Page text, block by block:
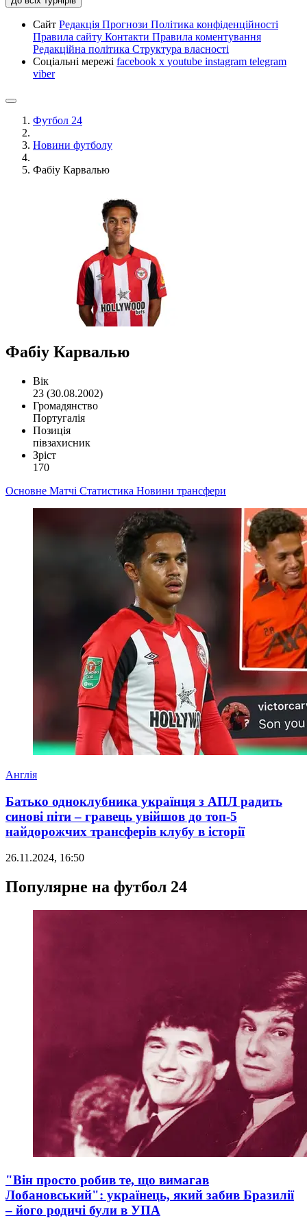
Сайт Редакція Прогнози Політика конфіденційності
Правила сайту Контакти Правила коментування
Редакційна політика Структура власності
Соціальні мережі facebook x youtube instagram telegram
viber
Футбол 24
Новини футболу
Фабіу Карвалью
Фабіу Карвалью
Вік
23 (30.08.2002)
Громадянство
Португалія
Позиція
півзахисник
Зріст
170
Основне Матчі Статистика Новини трансфери
Англія
Батько одноклубника українця з АПЛ радить
синові піти – гравець увійшов до топ-5
найдорожчих трансферів клубу в історії
26.11.2024, 16:50
Популярне на футбол 24
"Він просто робив те, що вимагав
Лобановський": українець, який забив Бразилії
– його родичі були в УПА